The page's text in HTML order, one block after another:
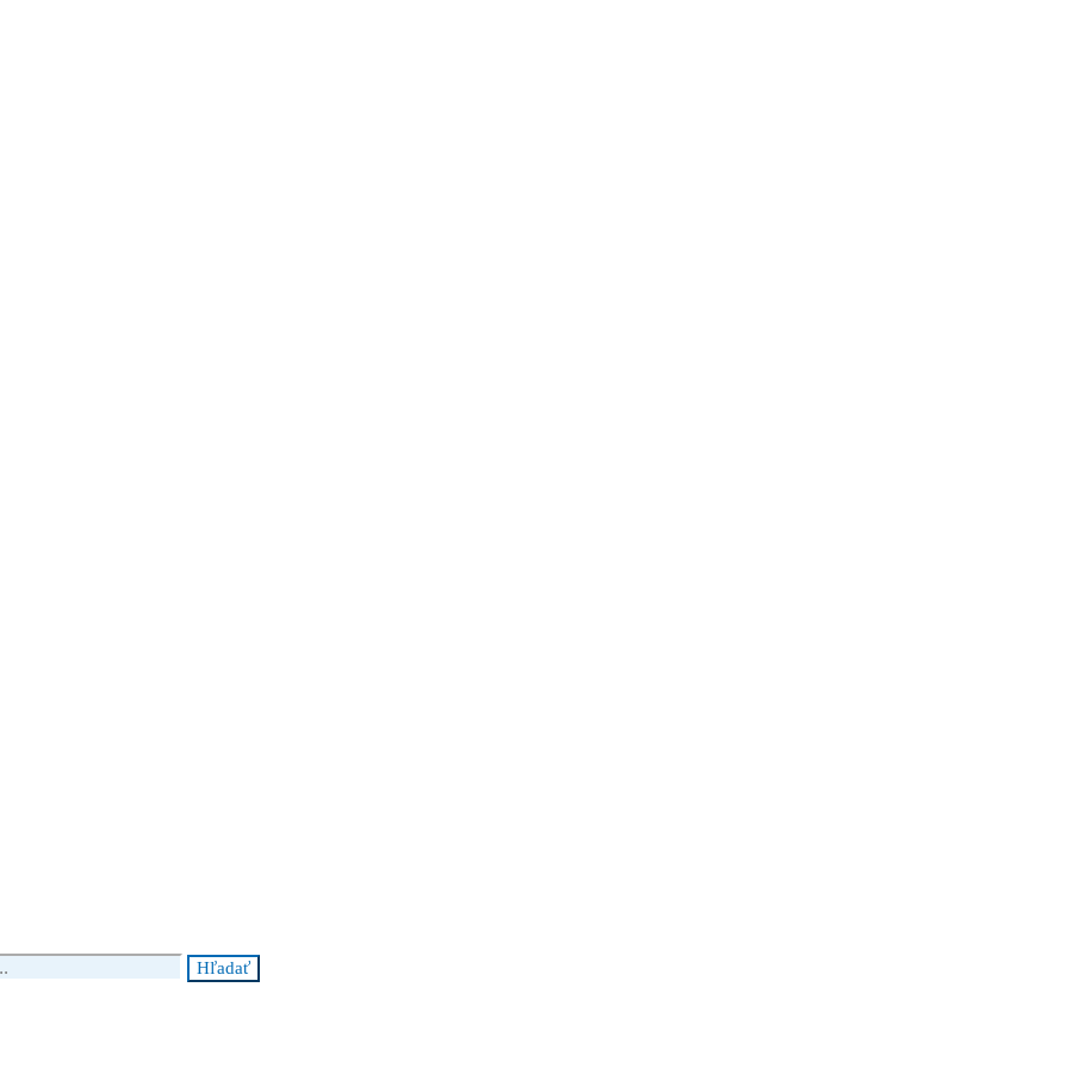
Hľadať